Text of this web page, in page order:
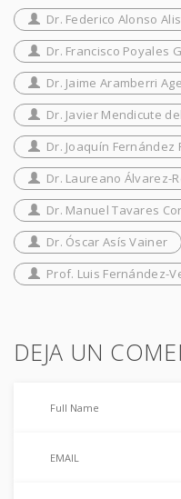
Dr. Federico Alonso
Dr. Francisco Poyales
Dr. Jaime Aramberri
Dr. Javier Mendicute
Dr. Joaquín Fernández
Dr. Laureano Álvarez-
Dr. Manuel Tavares
Dr. Óscar Asís Vainer
Prof. Luis Fernández-
DEJA UN